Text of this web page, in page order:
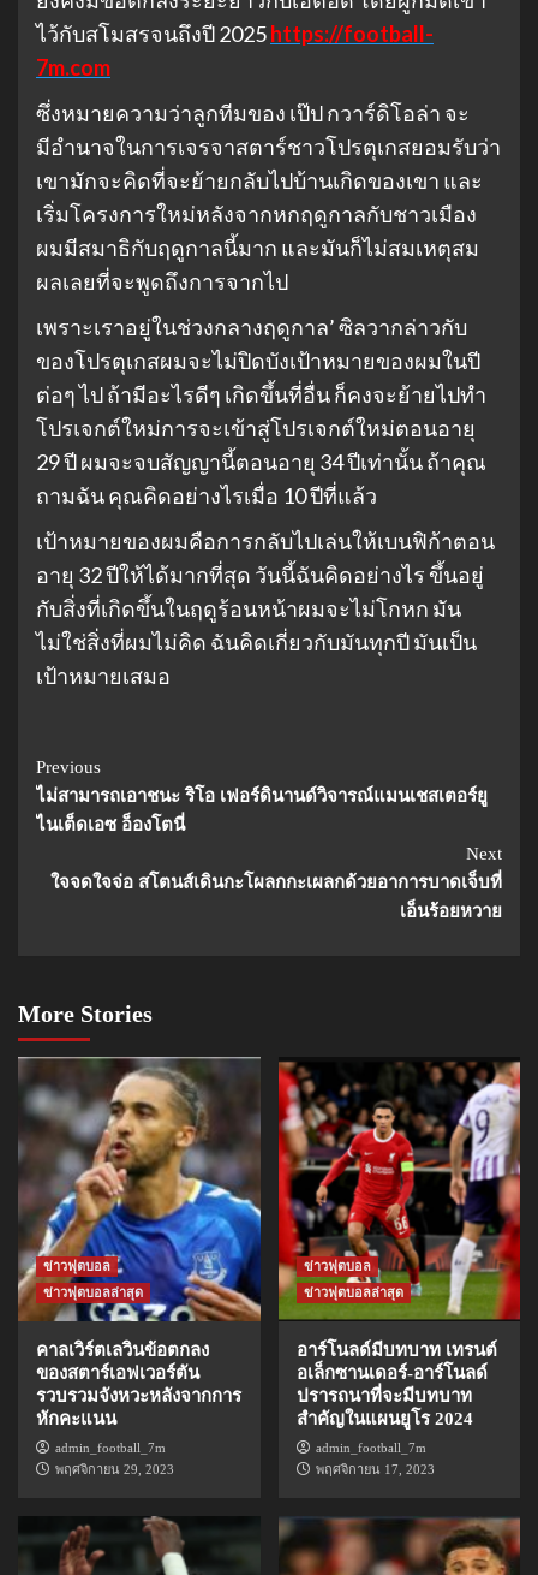
ไว้กับสโมสรจนถึงปี 2025https://football-
7m.com
ซึ่งหมายความว่าลูกทีมของ เป๊ป กวาร์ดิโอล่า จะ
มีอํานาจในการเจรจาสตาร์ชาวโปรตุเกสยอมรับว่า
เขามักจะคิดที่จะย้ายกลับไปบ้านเกิดของเขา และ
เริ่มโครงการใหม่หลังจากหกฤดูกาลกับชาวเมือง
ผมมีสมาธิกับฤดูกาลนี้มาก และมันก็ไม่สมเหตุสม
ผลเลยที่จะพูดถึงการจากไป
เพราะเราอยู่ในช่วงกลางฤดูกาล’ ซิลวากล่าวกับ
ของโปรตุเกสผมจะไม่ปิดบังเป้าหมายของผมในปี
ต่อๆ ไป ถ้ามีอะไรดีๆ เกิดขึ้นที่อื่น ก็คงจะย้ายไปทํา
โปรเจกต์ใหม่การจะเข้าสู่โปรเจกต์ใหม่ตอนอายุ
29 ปี ผมจะจบสัญญานี้ตอนอายุ 34 ปีเท่านั้น ถ้าคุณ
ถามฉัน คุณคิดอย่างไรเมื่อ 10 ปีที่แล้ว
เป้าหมายของผมคือการกลับไปเล่นให้เบนฟิก้าตอน
อายุ 32 ปีให้ได้มากที่สุด วันนี้ฉันคิดอย่างไร ขึ้นอยู่
กับสิ่งที่เกิดขึ้นในฤดูร้อนหน้าผมจะไม่โกหก มัน
ไม่ใช่สิ่งที่ผมไม่คิด ฉันคิดเกี่ยวกับมันทุกปี มันเป็น
เป้าหมายเสมอ
Continue
Reading
Previous
ไม่สามารถเอาชนะ ริโอ เฟอร์ดินานด์วิจารณ์แมนเชสเตอร์ยู
ไนเต็ดเอซ อ็องโตนี่
Next
ใจจดใจจ่อ สโตนส์เดินกะโผลกกะเผลกด้วยอาการบาดเจ็บที่
เอ็นร้อยหวาย
More Stories
ข่าวฟุตบอล
ข่าวฟุตบอลล่าสุด
คาลเวิร์ตเลวินข้อตกลง
ของสตาร์เอฟเวอร์ตัน
รวบรวมจังหวะหลังจากการ
หักคะแนน
admin_football_7m
พฤศจิกายน 29, 2023
ข่าวฟุตบอล
ข่าวฟุตบอลล่าสุด
อาร์โนลด์มีบทบาท เทรนต์
อเล็กซานเดอร์-อาร์โนลด์
ปรารถนาที่จะมีบทบาท
สำคัญในแผนยูโร 2024
admin_football_7m
พฤศจิกายน 17, 2023